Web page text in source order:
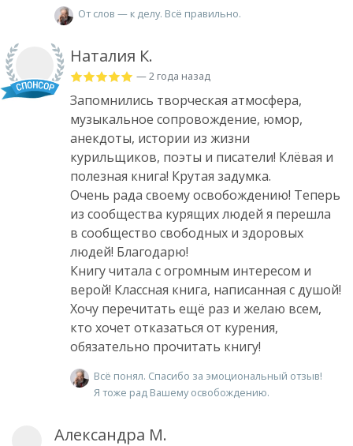
От слов — к делу. Всё правильно.
Наталия К.
— 2 года назад
Запомнились творческая атмосфера,
музыкальное сопровождение, юмор,
анекдоты, истории из жизни
курильщиков, поэты и писатели! Клёвая и
полезная книга! Крутая задумка.
Очень рада своему освобождению! Теперь
из сообщества курящих людей я перешла
в сообщество свободных и здоровых
людей! Благодарю!
Книгу читала с огромным интересом и
верой! Классная книга, написанная с душой!
Хочу перечитать ещё раз и желаю всем,
кто хочет отказаться от курения,
обязательно прочитать книгу!
Всё понял. Спасибо за эмоциональный отзыв!
Я тоже рад Вашему освобождению.
Александра М.